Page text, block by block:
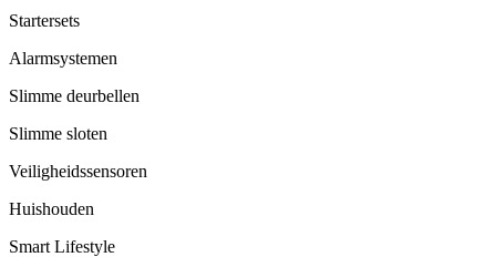
Startersets
Alarmsystemen
Slimme deurbellen
Slimme sloten
Veiligheidssensoren
Huishouden
Smart Lifestyle